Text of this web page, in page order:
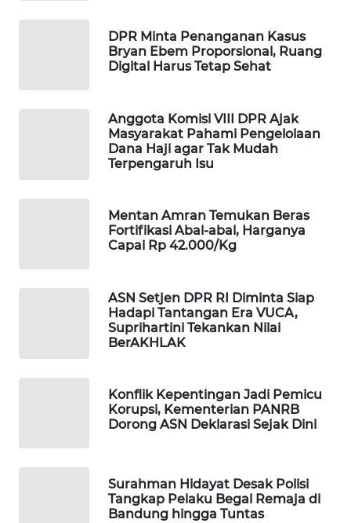
DPR Minta Penanganan Kasus
Bryan Ebem Proporsional, Ruang
Digital Harus Tetap Sehat
Anggota Komisi VIII DPR Ajak
Masyarakat Pahami Pengelolaan
Dana Haji agar Tak Mudah
Terpengaruh Isu
Mentan Amran Temukan Beras
Fortifikasi Abal-abal, Harganya
Capai Rp 42.000/Kg
ASN Setjen DPR RI Diminta Siap
Hadapi Tantangan Era VUCA,
Suprihartini Tekankan Nilai
BerAKHLAK
Konflik Kepentingan Jadi Pemicu
Korupsi, Kementerian PANRB
Dorong ASN Deklarasi Sejak Dini
Surahman Hidayat Desak Polisi
Tangkap Pelaku Begal Remaja di
Bandung hingga Tuntas
WAHANANEWS
NET
WAHANA
SELEB